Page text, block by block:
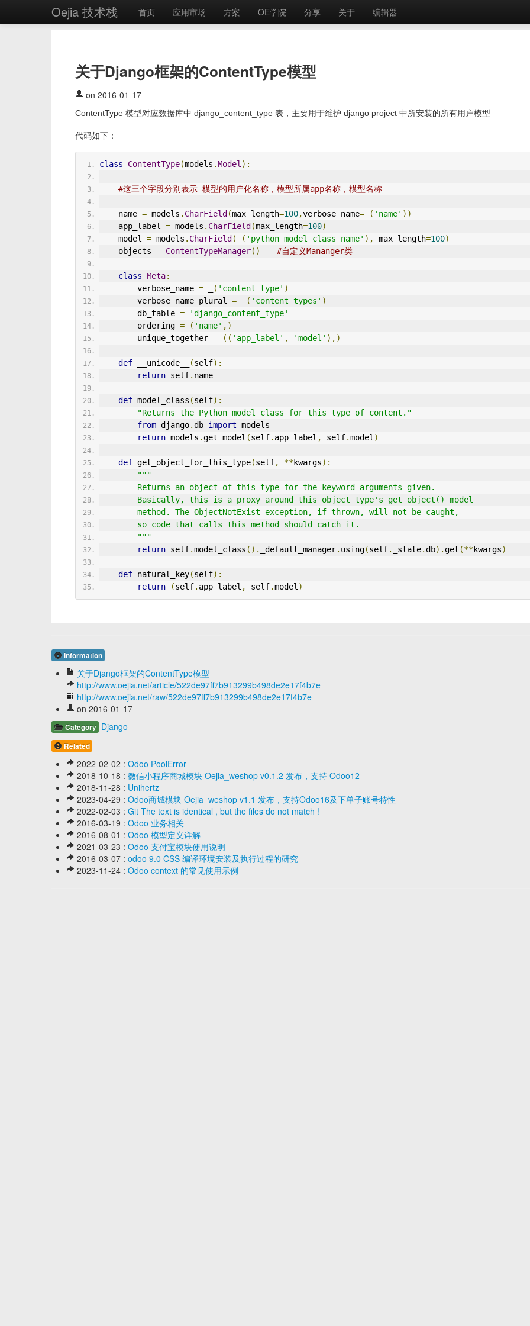
Oejia 技术栈 首页 应用市场 方案 OE学院 分享 关于 编辑器
关于Django框架的ContentType模型
on 2016-01-17
ContentType 模型对应数据库中 django_content_type 表，主要用于维护 django project 中所安装的所有用户模型
代码如下：
class ContentType(models .Model ):
#这三个字段分别表示 模型的用户化名称，模型所属app名称，模型名称
    name
= models . CharField (max_length=100,verbose_name=_ ( 'name' ))
    app_label
= models . CharField (max_length=100)
    model
= models . CharField ( ( 'python model class name' ), max_length=100)
    objects
= ContentTypeManager() #自定义Mananger类
class Meta:
        verbose_name
= _ ( 'content type' )
        verbose_name_plural
= _ ( 'content types' )
        db_table
=
'django_content_type'
        ordering
= ( 'name' ,)
        unique_together
= (( 'app_label' , 'model' ),)
def __unicode__ (self):
return self. name
def model_class (self):
"Returns the Python model class for this type of content."
from django.db import models
return models .get_model (self. app_label , self.model )
def get_object_for_this_type(self, **kwargs):
"""
        Returns an object of this type for the keyword arguments given.
        Basically, this is a proxy around this object_type's get_object() model
        method. The ObjectNotExist exception, if thrown, will not be caught,
        so code that calls this method should catch it.
        """
return self.model_class (). _default_manager. using(self. _state.db).get (**kwargs)
def natural_key(self):
return
(self. app_label , self.model )
Information
关于Django框架的ContentType模型
http://www.oejia.net/article/522de97ff7b913299b498de2e17f4b7e
http://www.oejia.net/raw/522de97ff7b913299b498de2e17f4b7e
on 2016-01-17
Category Django
Related
2022-02-02 : Odoo PoolError
2018-10-18 : 微信小程序商城模块 Oejia_weshop v0.1.2 发布，支持 Odoo12
2018-11-28 : Unihertz
2023-04-29 : Odoo商城模块 Oejia_weshop v1.1 发布，支持Odoo16及下单子账号特性
2022-02-03 : Git The text is identical , but the files do not match !
2016-03-19 : Odoo 业务相关
2016-08-01 : Odoo 模型定义详解
2021-03-23 : Odoo 支付宝模块使用说明
2016-03-07 : odoo 9.0 CSS 编译环境安装及执行过程的研究
2023-11-24 : Odoo context 的常见使用示例